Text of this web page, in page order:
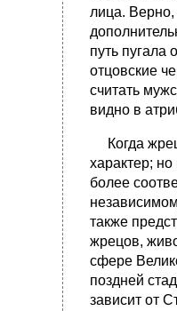
лица. Верно,
путь пугала
отцовские
считать
видно в
Когда
характер;
более
также
жрецов,
сфере
поздней
зависит от